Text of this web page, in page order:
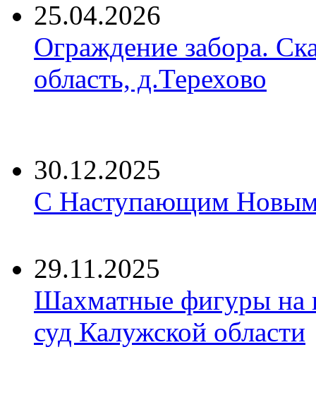
25.04.2026
Ограждение забора.
область, д.Терехово
30.12.2025
С Наступающим Новым
29.11.2025
Шахматные фигуры на
суд Калужской области